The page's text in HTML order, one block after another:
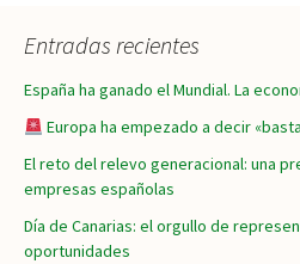
Entradas recientes
España ha ganado el Mundial. La
Europa ha empezado a decir
El reto del relevo generacional: una
empresas españolas
Día de Canarias: el orgullo de
oportunidades